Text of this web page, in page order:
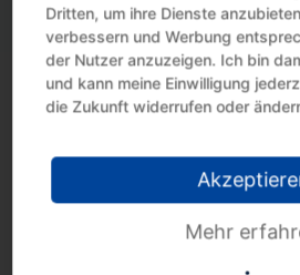
Neueste Beiträge
Bemessungsgrundlage
Sicherungseinbehalt:
Dritten, um ihre Dienste
verbessern und Werbung
der Nutzer anzuzeigen. Ich bin
und kann meine Einwilligung
die Zukunft widerrufen oder
Mehr